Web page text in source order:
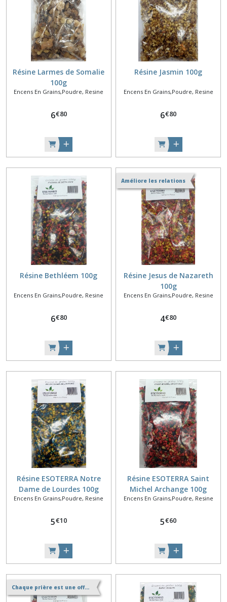
Résine Larmes de Somalie
100g
Encens En Grains,Poudre, Resine
6€80
Résine Jasmin 100g
Encens En Grains,Poudre, Resine
6€80
Résine Bethléem 100g
Encens En Grains,Poudre, Resine
6€80
Améliore les relations
Résine Jesus de Nazareth
100g
Encens En Grains,Poudre, Resine
4€80
Résine ESOTERRA Notre
Dame de Lourdes 100g
Encens En Grains,Poudre, Resine
5€10
Résine ESOTERRA Saint
Michel Archange 100g
Encens En Grains,Poudre, Resine
5€60
Chaque prière est une offrande à Dieu.